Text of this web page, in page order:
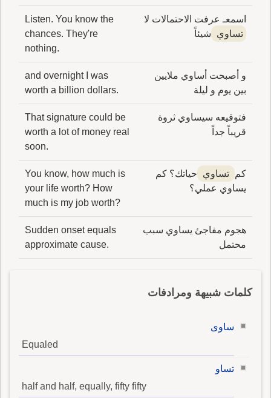
اسمعـ عرفت الاحتمالات لا
تساوي
شيئاً
Listen. You know the
chances. They're
nothing.
و أصبحت أساوي ملايين
بين يوم و ليلة
and overnight I was
worth a billion dollars.
فتوقيعه سيساوي ثروة
قريباً جداً
That signature could be
worth a lot of money real
soon.
كم تساوي
حياتك؟ كم
يساوي عملي؟
You know, how much is
your life worth? How
much is my job worth?
هجوم مفاجئ يساوي سبب
محتمل
Sudden onset equals
approximate cause.
كلمات شبيهة ومرادفات
ساوى
Equaled
تساو
half and half, equally, fifty fifty